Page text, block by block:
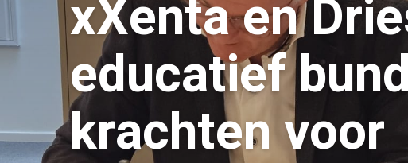
xXenta en
educatief
krachten voor